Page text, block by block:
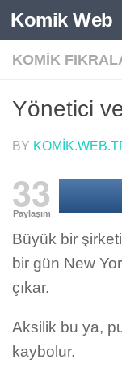
Skip to
Komik Web
KOMIK
Yönetici
BY
33
Paylaşım
Büyük bir
bir gün New
çıkar.
Aksilik bu ya,
kaybolur.